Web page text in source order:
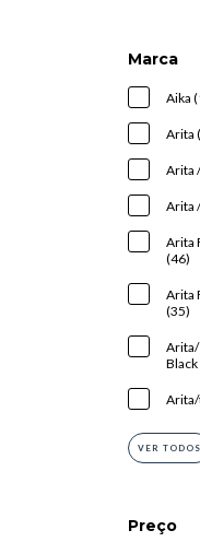
Marca
Aika
Arita
Arita
Arita
Arita
(46)
Arita
(35)
Black
VER TODOS
Preço